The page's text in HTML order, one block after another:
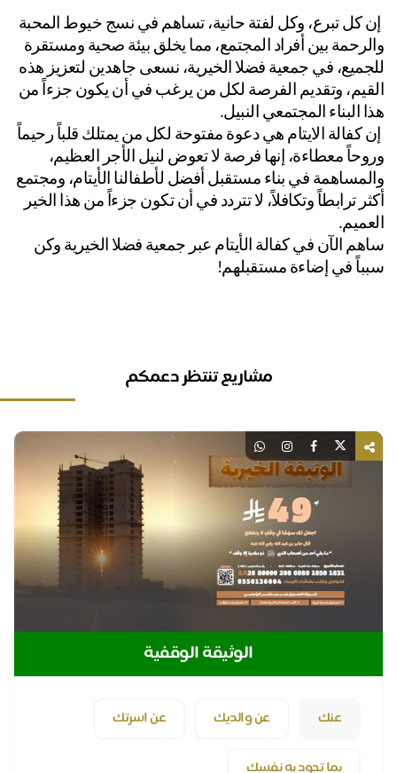
إن كل تبرع، وكل لفتة حانية، تساهم في نسج خيوط المحبة
والرحمة بين أفراد المجتمع، مما يخلق بيئة صحية ومستقرة
للجميع، في جمعية فضلا الخيرية، نسعى جاهدين لتعزيز هذه
البناء المجتمعي النبيل.
إن كفالة الايتام هي دعوة مفتوحة لكل من يمتلك قلباً رحيماً
وروحاً معطاءة، إنها فرصة لا تعوض لنيل الأجر العظيم،
والمساهمة في بناء مستقبل أفضل لأطفالنا الأيتام، ومجتمع
أكثر ترابطاً وتكافلاً، لا تتردد في أن تكون جزءاً من هذا الخير
ساهم الآن في كفالة الأيتام عبر جمعية فضلا الخيرية وكن
في إضاءة مستقبلهم!
مشاريع تنتظر دعمكم
الوثيقة الوقفية
عنك عن والديك عن اسرتك
بما تجود به نفسك